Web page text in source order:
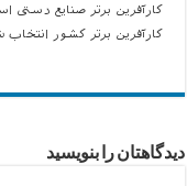
کارآفرین برتر صنایع دستی
کارآفرین برتر کشور انتخاب
دیدگاهتان را بنویسید